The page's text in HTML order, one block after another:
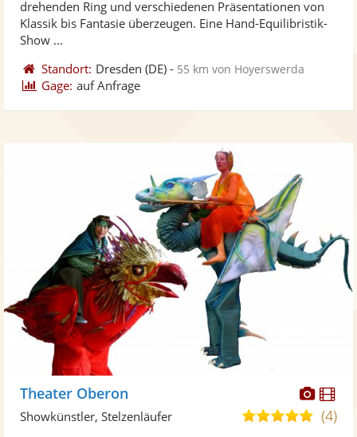
Sternen
drehenden Ring und verschiedenen Präsentationen von
Klassik bis Fantasie überzeugen. Eine Hand-Equilibristik-
Show ...
Standort: Dresden (DE) - 55 km von Hoyerswerda
Gage: auf Anfrage
Theater Oberon
5,0(4)
Showkünstler, Stelzenläufer